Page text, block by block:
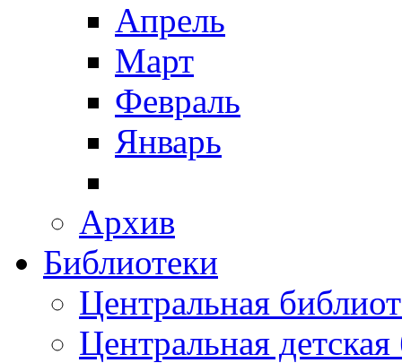
Апрель
Март
Февраль
Январь
Архив
Библиотеки
Центральная
Центральная